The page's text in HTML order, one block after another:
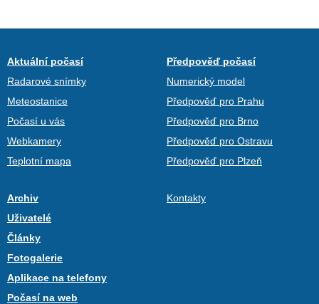
Aktuální počasí
Radarové snímky
Meteostanice
Počasí u vás
Webkamery
Teplotní mapa
Předpověď počasí
Numerický model
Předpověď pro Prahu
Předpověď pro Brno
Předpověď pro Ostravu
Předpověď pro Plzeň
Archiv
Uživatelé
Články
Fotogalerie
Aplikace na telefony
Počasí na web
Kontakty